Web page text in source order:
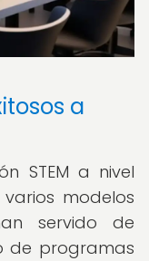
a
STEM a nivel
modelos
servido de
de programas